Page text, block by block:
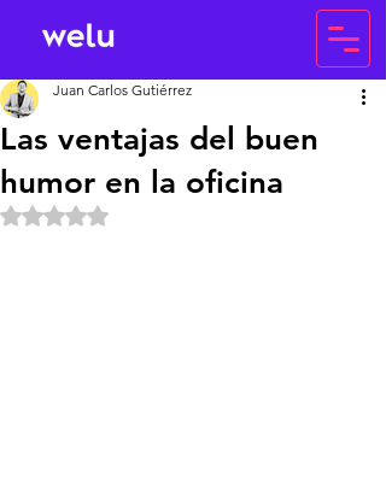
Las ventajas del buen
humor en la oficina
Juan Carlos Gutiérrez
Obtuvo NaN de 5 estrellas.